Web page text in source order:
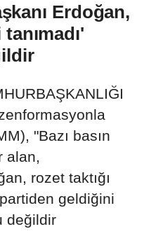
Erdoğan,
"Bazı basın
alan,
rozet taktığı
geldiğini
değildir